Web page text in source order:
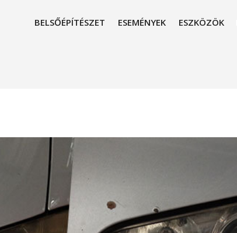
BELSŐÉPÍTÉSZET ESEMÉNYEK ESZKÖZÖK